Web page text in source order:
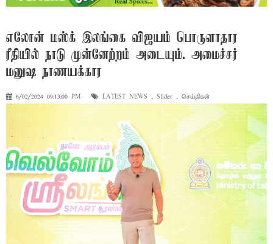
எலோன் மஸ்க் இலங்கை விஜயம் பொருளாதார
ரீதியில் நாடு முன்னேற்றம் அடையும். அமைச்சர்
மனுஷ நாணயக்கார
6/02/2024 09:13:00 PM LATEST NEWS , Slider , செய்திகள்